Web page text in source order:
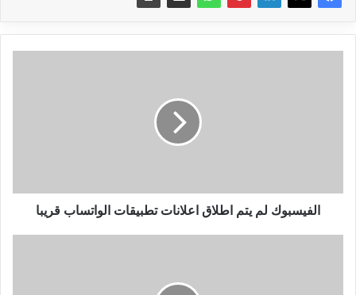
الفيسبوك لم يتم اطلاق اعلانات تطبيقات الواتساب قريبا